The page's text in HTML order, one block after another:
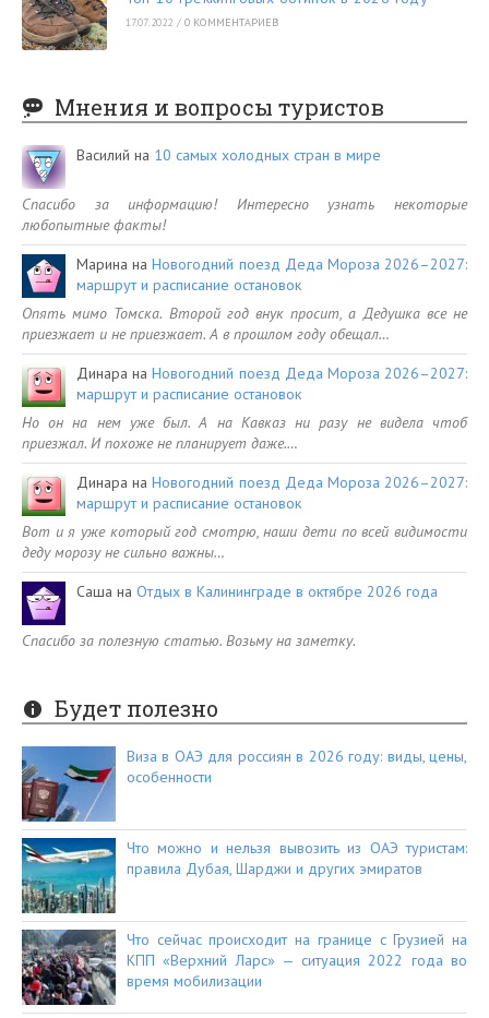
17.07.2022 / 0 КОММЕНТАРИЕВ
Мнения и вопросы туристов
Василий на 10 самых холодных стран в мире
Спасибо за информацию! Интересно узнать некоторые
любопытные факты!
Марина наНовогодний поезд Деда Мороза 2026–2027:
маршрут и расписание остановок
Опять мимо Томска. Второй год внук просит, а Дедушка все не
приезжает и не приезжает. А в прошлом году обещал…
Динара наНовогодний поезд Деда Мороза 2026–2027:
маршрут и расписание остановок
Но он на нем уже был. А на Кавказ ни разу не видела чтоб
приезжал. И похоже не планирует даже.…
Динара наНовогодний поезд Деда Мороза 2026–2027:
маршрут и расписание остановок
Вот и я уже который год смотрю, наши дети по всей видимости
деду морозу не сильно важны…
Саша на Отдых в Калининграде в октябре 2026 года
Спасибо за полезную статью. Возьму на заметку.
Будет полезно
Виза в ОАЭ для россиян в 2026 году: виды, цены,
особенности
Что можно и нельзя вывозить из ОАЭ туристам:
правила Дубая, Шарджи и других эмиратов
Что сейчас происходит на границе с Грузией на
КПП «Верхний Ларс» — ситуация 2022 года во
время мобилизации